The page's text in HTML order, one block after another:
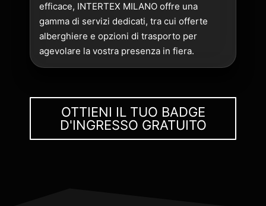
efficace, INTERTEX MILANO offre una
gamma di servizi dedicati, tra cui offerte
alberghiere e opzioni di trasporto per
agevolare la vostra presenza in fiera.
OTTIENI IL TUO BADGE
D'INGRESSO GRATUITO